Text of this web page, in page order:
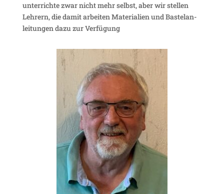
unter­richte zwar nicht mehr selbst, aber wir stellen
Lehrern, die damit arbeiten Mate­ria­lien und Bastel­an­
lei­tungen dazu zur Verfügung